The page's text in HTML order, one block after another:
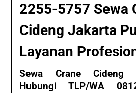
2255-5757 Sewa
Cideng Jakarta
Layanan
Sewa Crane Cideng
Hubungi TLP/WA